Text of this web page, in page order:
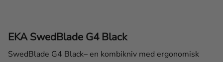
EKA SwedBlade G4 Black
SwedBlade G4 Black– en kombikniv med ergonomisk